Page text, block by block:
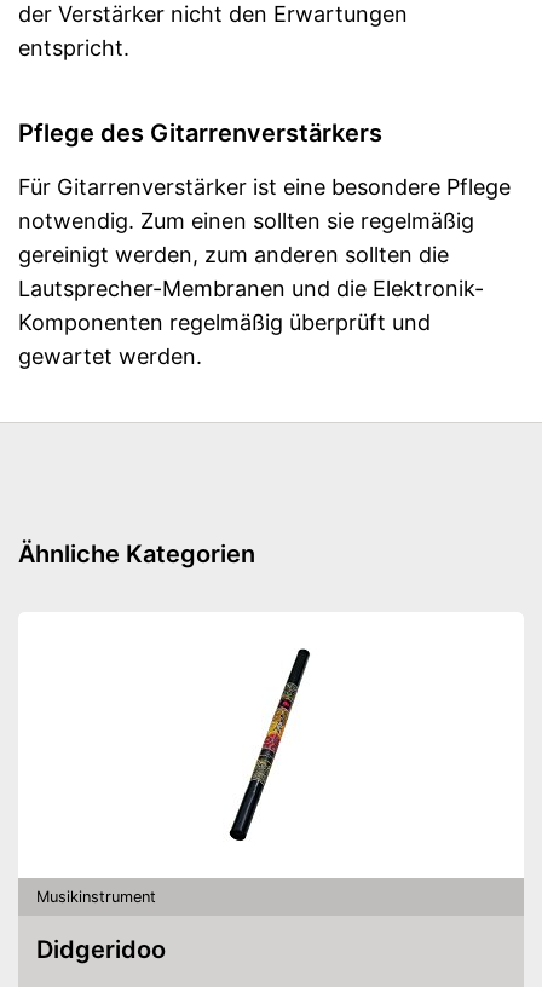
der Verstärker nicht den Erwartungen
entspricht.
Pflege des Gitarrenverstärkers
Für Gitarrenverstärker ist eine besondere Pflege
notwendig. Zum einen sollten sie regelmäßig
gereinigt werden, zum anderen sollten die
Lautsprecher-Membranen und die Elektronik-
Komponenten regelmäßig überprüft und
gewartet werden.
Ähnliche Kategorien
Musikinstrument
Didgeridoo